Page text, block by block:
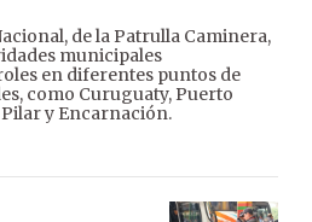
de la Patrulla Caminera,
municipales
en diferentes puntos de
como Curuguaty, Puerto
y Encarnación.